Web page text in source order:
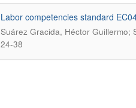
Labor competencies standard
Suárez Gracida, Héctor Guillermo;
24-38